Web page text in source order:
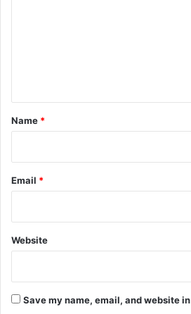
*
Name *
Email *
Website
Save my name, email, and website